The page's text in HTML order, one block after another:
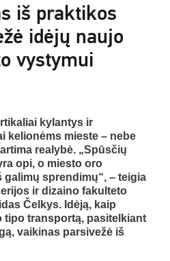
iš praktikos
idėjų naujo
vystymui
kylantys ir
kelionėms mieste – nebe
realybė. „Spūsčių
opi, o miesto oro
sprendimų“, – teigia
ir dizaino fakulteto
Čelkys. Idėją, kaip
transportą, pasitelkiant
vaikinas parsivežė iš